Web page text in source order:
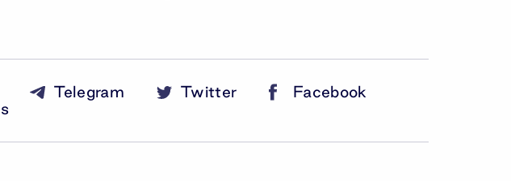
Telegram Twitter
Facebook